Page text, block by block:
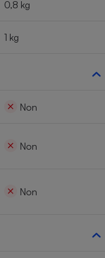
0,8 kg
1 kg
Non
Non
Non